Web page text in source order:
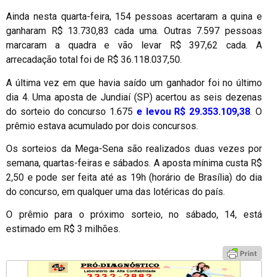
Ainda nesta quarta-feira, 154 pessoas acertaram a quina e
ganharam R$ 13.730,83 cada uma. Outras 7.597 pessoas
marcaram a quadra e vão levar R$ 397,62 cada. A
arrecadação total foi de R$ 36.118.037,50.
A última vez em que havia saído um ganhador foi no último
dia 4. Uma aposta de Jundiaí (SP) acertou as seis dezenas
do sorteio do concurso 1.675 e levou R$ 29.353.109,38. O
prêmio estava acumulado por dois concursos.
Os sorteios da Mega-Sena são realizados duas vezes por
semana, quartas-feiras e sábados. A aposta mínima custa R$
2,50 e pode ser feita até as 19h (horário de Brasília) do dia
do concurso, em qualquer uma das lotéricas do país.
O prêmio para o próximo sorteio, no sábado, 14, está
estimado em R$ 3 milhões.